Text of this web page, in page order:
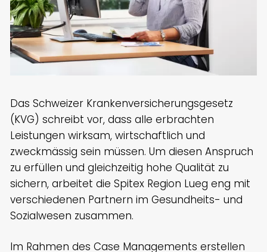
Das Schweizer Krankenversicherungsgesetz
(KVG) schreibt vor, dass alle erbrachten
Leistungen wirksam, wirtschaftlich und
zweckmässig sein müssen. Um diesen Anspruch
zu erfüllen und gleichzeitig hohe Qualität zu
sichern, arbeitet die Spitex Region Lueg eng mit
verschiedenen Partnern im Gesundheits- und
Sozialwesen zusammen.
Im Rahmen des Case Managements erstellen